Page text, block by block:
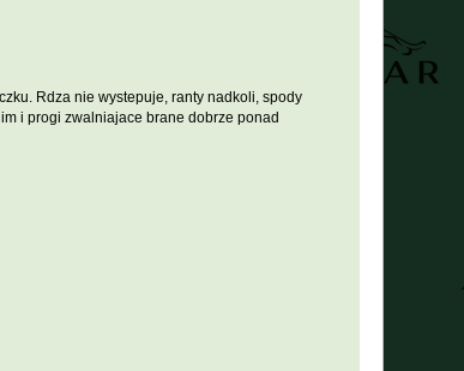
Rdza nie wystepuje, ranty nadkoli, spody
i progi zwalniajace brane dobrze ponad